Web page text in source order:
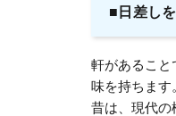
■日差し
軒があること
味を持ちます
昔は、現代の